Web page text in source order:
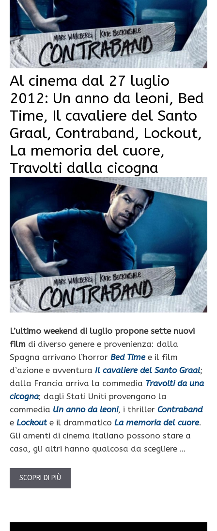
Al cinema dal 27 luglio
2012: Un anno da leoni, Bed
Time, Il cavaliere del Santo
Graal, Contraband, Lockout,
La memoria del cuore,
Travolti dalla cicogna
L’ultimo weekend di luglio propone sette nuovi
film di diverso genere e provenienza: dalla
Spagna arrivano l’horror Bed Timee il film
d’azione e avventura Il cavaliere del Santo Graal;
dalla Francia arriva la commedia Travolti da una
cicogna; dagli Stati Uniti provengono la
commedia Un anno da leoni, i thriller Contraband
e Lockoute il drammatico La memoria del cuore.
Gli amenti di cinema italiano possono stare a
casa, gli altri hanno qualcosa da scegliere …
SCOPRI DI PIÙ